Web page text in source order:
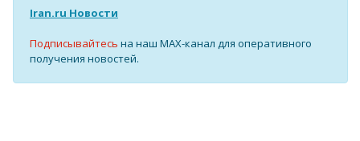
Iran.ru Новости
Подписывайтесь на наш MAX-канал для оперативного
получения новостей.